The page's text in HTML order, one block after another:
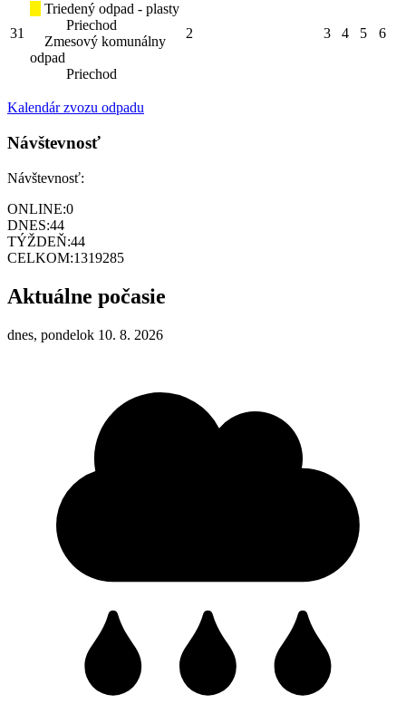
31
Triedený odpad - plasty
Priechod
Zmesový komunálny
odpad
Priechod
2 3 4 5 6
Kalendár zvozu odpadu
Návštevnosť
Návštevnosť:
ONLINE:0
DNES:44
TÝŽDEŇ:44
CELKOM:1319285
Aktuálne počasie
dnes, pondelok 10. 8. 2026